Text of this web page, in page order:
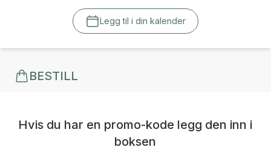
Legg til i din kalender
BESTILL
Hvis du har en promo-kode legg den inn i
boksen